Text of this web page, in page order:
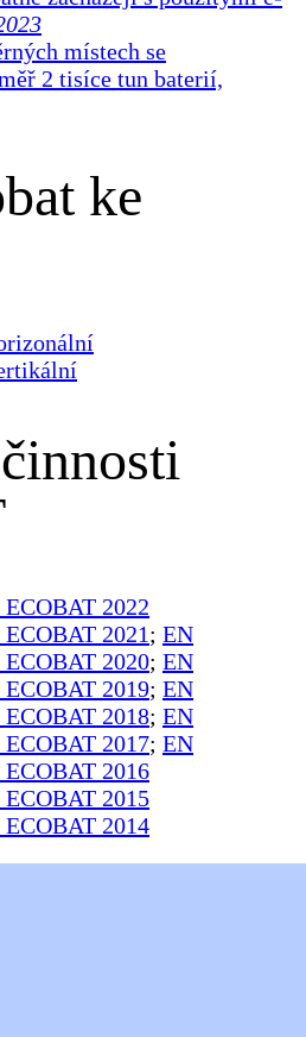
místech se
2 tisíce tun baterií,
ke
2022
2021; EN
2020; EN
2019; EN
2018; EN
2017; EN
2016
2015
2014